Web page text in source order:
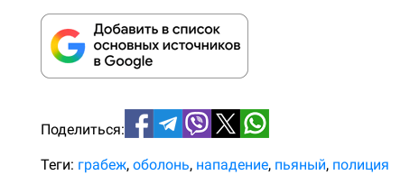
Поделиться:
Теги: грабеж оболонь нападение пьяный полиция